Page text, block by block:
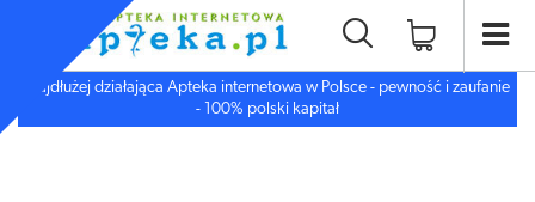
Najdłużej działająca Apteka internetowa w Polsce - pewność i zaufanie
- 100% polski kapitał